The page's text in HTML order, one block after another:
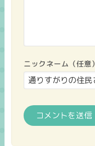
ニックネーム（任意）